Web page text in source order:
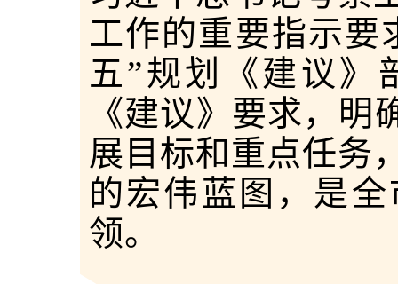
工作的重要指示要
五”规划《建议》
《建议》要求，明
展目标和重点任务
的宏伟蓝图，是
领。